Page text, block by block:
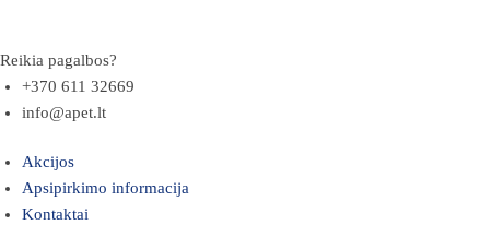
Reikia pagalbos?
+370 611 32669
info@apet.lt
Akcijos
Apsipirkimo informacija
Kontaktai